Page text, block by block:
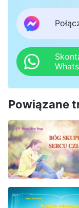
Powiązane